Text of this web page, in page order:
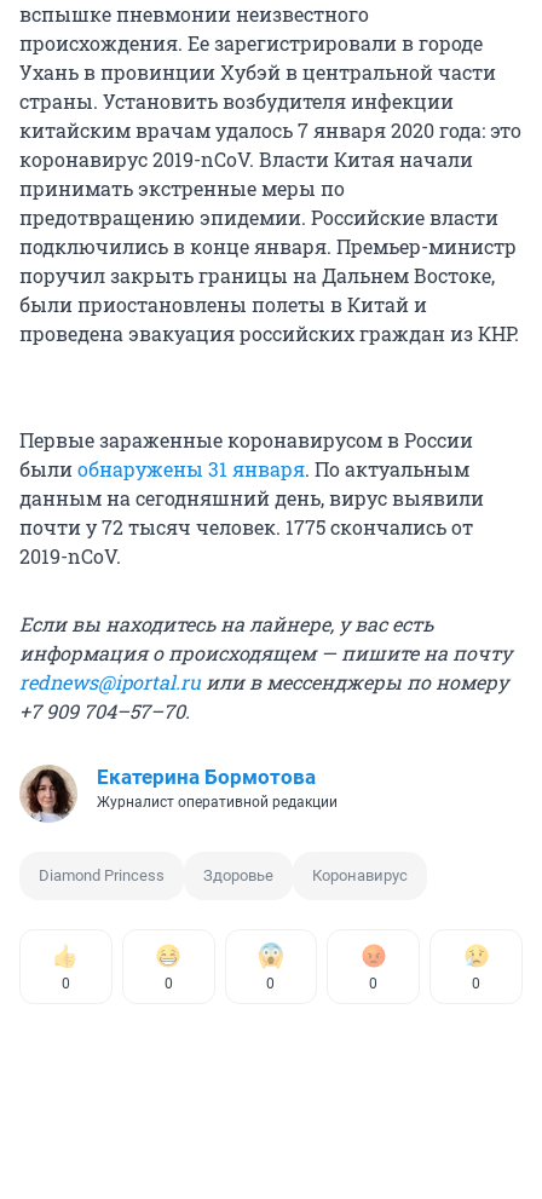
вспышке пневмонии неизвестного
происхождения. Ее зарегистрировали в городе
Ухань в провинции Хубэй в центральной части
страны. Установить возбудителя инфекции
китайским врачам удалось 7 января 2020 года: это
коронавирус 2019-nCoV. Власти Китая начали
принимать экстренные меры по
предотвращению эпидемии. Российские власти
подключились в конце января. Премьер-министр
поручил закрыть границы на Дальнем Востоке,
были приостановлены полеты в Китай и
проведена эвакуация российских граждан из КНР.
Первые зараженные коронавирусом в России
былиобнаружены 31 января. По актуальным
данным на сегодняшний день, вирус выявили
почти у 72 тысяч человек. 1775 скончались от
2019-nCoV.
Если вы находитесь на лайнере, у вас есть
информация о происходящем — пишите на почту
rednews@iportal.ruили в мессенджеры по номеру
+7 909 704–57–70.
Екатерина Бормотова
Журналист оперативной редакции
Diamond Princess Здоровье Коронавирус
0 0 0 0 0